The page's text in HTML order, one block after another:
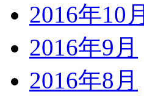
2016年10月
2016年9月
2016年8月